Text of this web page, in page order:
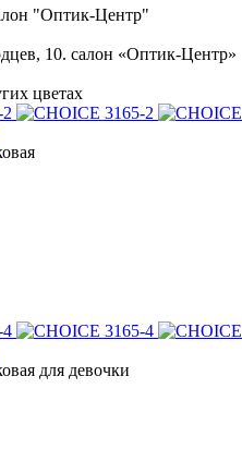
"Оптик-Центр"
10. салон «Оптик-Центр»
цветах
для девочки